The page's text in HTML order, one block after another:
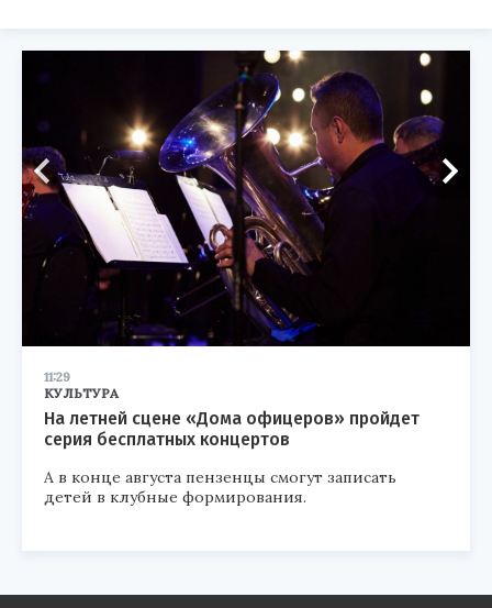
11:29
КУЛЬТУРА
На летней сцене «Дома офицеров» пройдет
серия бесплатных концертов
А в конце августа пензенцы смогут записать
детей в клубные формирования.